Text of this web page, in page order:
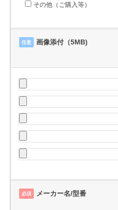
その他（ご購入等）
任意 画像添付（5MB)
必須 メーカー名/型番